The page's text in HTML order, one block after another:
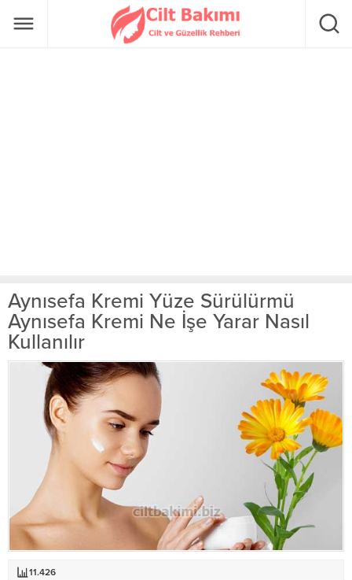
Aynısefa Kremi Yüze Sürülürmü
Aynısefa Kremi Ne İşe Yarar Nasıl
Kullanılır
11.426